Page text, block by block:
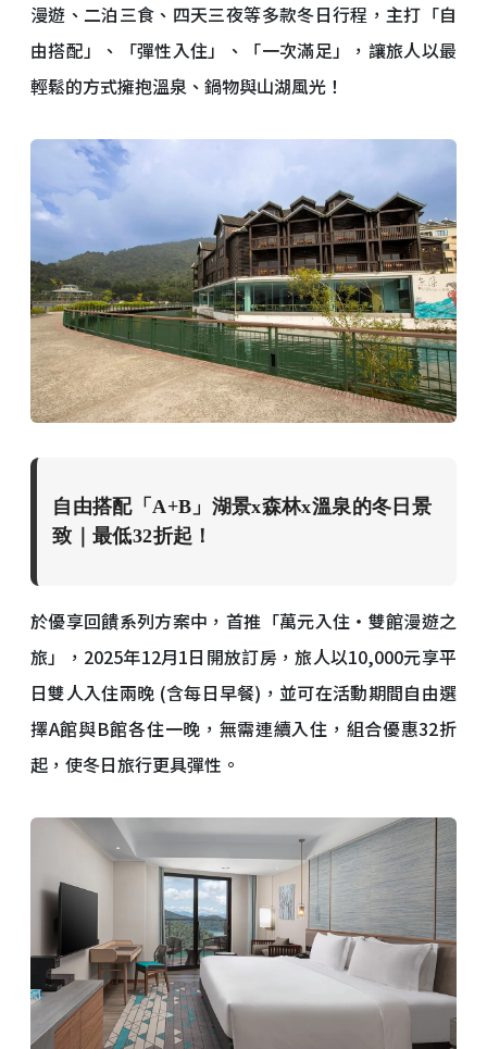
漫遊、二泊三食、四天三夜等多款冬日行程，主打「自
由搭配」、「彈性入住」、「一次滿足」，讓旅人以最
輕鬆的方式擁抱溫泉、鍋物與山湖風光！
自由搭配「A+B」湖景x森林x溫泉的冬日景
致｜最低32折起！
於優享回饋系列方案中，首推「萬元入住・雙館漫遊之
旅」，2025年12月1日開放訂房，旅人以10,000元享平
日雙人入住兩晚 (含每日早餐)，並可在活動期間自由選
擇A館與B館各住一晚，無需連續入住，組合優惠32折
起，使冬日旅行更具彈性。